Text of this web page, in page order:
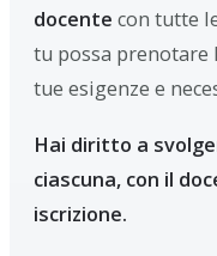
docente con tutte
tu possa prenotare
tue esigenze e
Hai diritto a
ciascuna, con il
iscrizione.